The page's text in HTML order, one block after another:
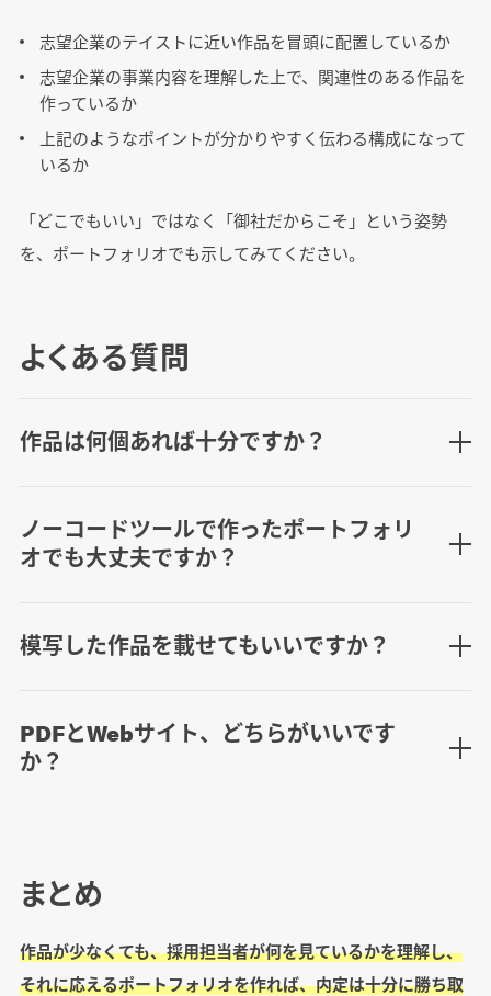
志望企業のテイストに近い作品を冒頭に配置しているか
志望企業の事業内容を理解した上で、関連性のある作品を
作っているか
上記のようなポイントが分かりやすく伝わる構成になって
いるか
「どこでもいい」ではなく「御社だからこそ」という姿勢
を、ポートフォリオでも示してみてください。
よくある質問
作品は何個あれば十分ですか？
ノーコードツールで作ったポートフォリ
オでも大丈夫ですか？
模写した作品を載せてもいいですか？
PDFとWebサイト、どちらがいいです
か？
まとめ
作品が少なくても、採用担当者が何を見ているかを理解し、
それに応えるポートフォリオを作れば、内定は十分に勝ち取